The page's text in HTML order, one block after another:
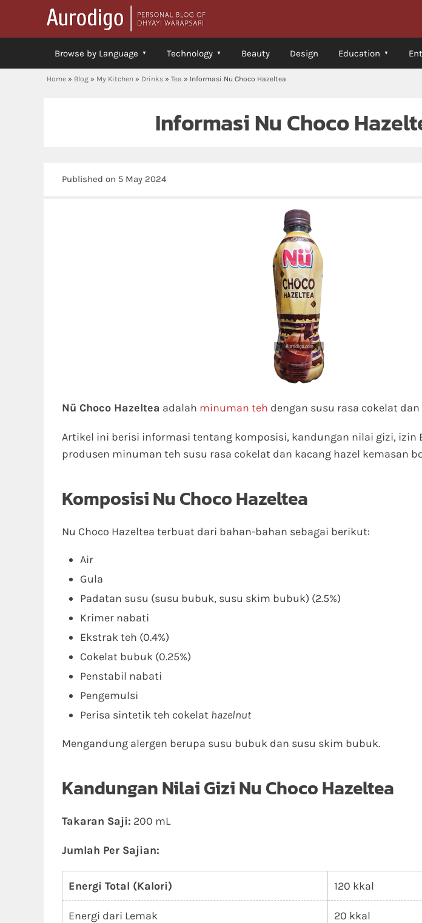
Browse by Language Technology Beauty Design Education
Home » Blog » My Kitchen » Drinks » Tea » Informasi Nu Choco Hazeltea
Informasi Nu Choco
Published on 5 May 2024
Nü Choco Hazeltea adalah minuman teh dengan susu rasa cokelat
Artikel ini berisi informasi tentang komposisi, kandungan nilai gizi, izin
produsen minuman teh susu rasa cokelat dan kacang hazel kemasan
Komposisi Nu Choco Hazeltea
Nu Choco Hazeltea terbuat dari bahan-bahan sebagai berikut:
Air
Gula
Padatan susu (susu bubuk, susu skim bubuk) (2.5%)
Krimer nabati
Ekstrak teh (0.4%)
Cokelat bubuk (0.25%)
Penstabil nabati
Pengemulsi
Perisa sintetik teh cokelat hazelnut
Mengandung alergen berupa susu bubuk dan susu skim bubuk.
Kandungan Nilai Gizi Nu Choco Hazeltea
Takaran Saji: 200 mL
Jumlah Per Sajian:
Energi Total (Kalori) 120 kkal
Energi dari Lemak 20 kkal